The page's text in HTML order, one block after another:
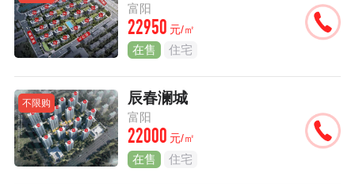
富阳
22950 元/㎡
在售 住宅
不限购 辰春澜城
富阳
22000 元/㎡
在售 住宅